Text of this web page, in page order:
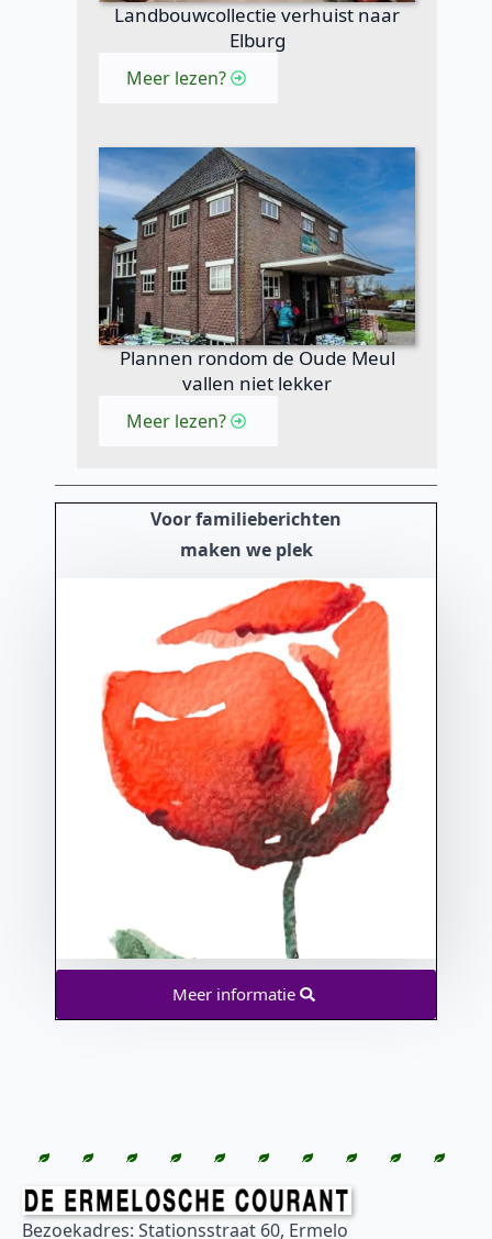
Landbouwcollectie verhuist naar
Elburg
Meer lezen?
Plannen rondom de Oude Meul
vallen niet lekker
Meer lezen?
Voor familieberichten
maken we plek
Meer informatie
Bezoekadres: Stationsstraat 60, Ermelo